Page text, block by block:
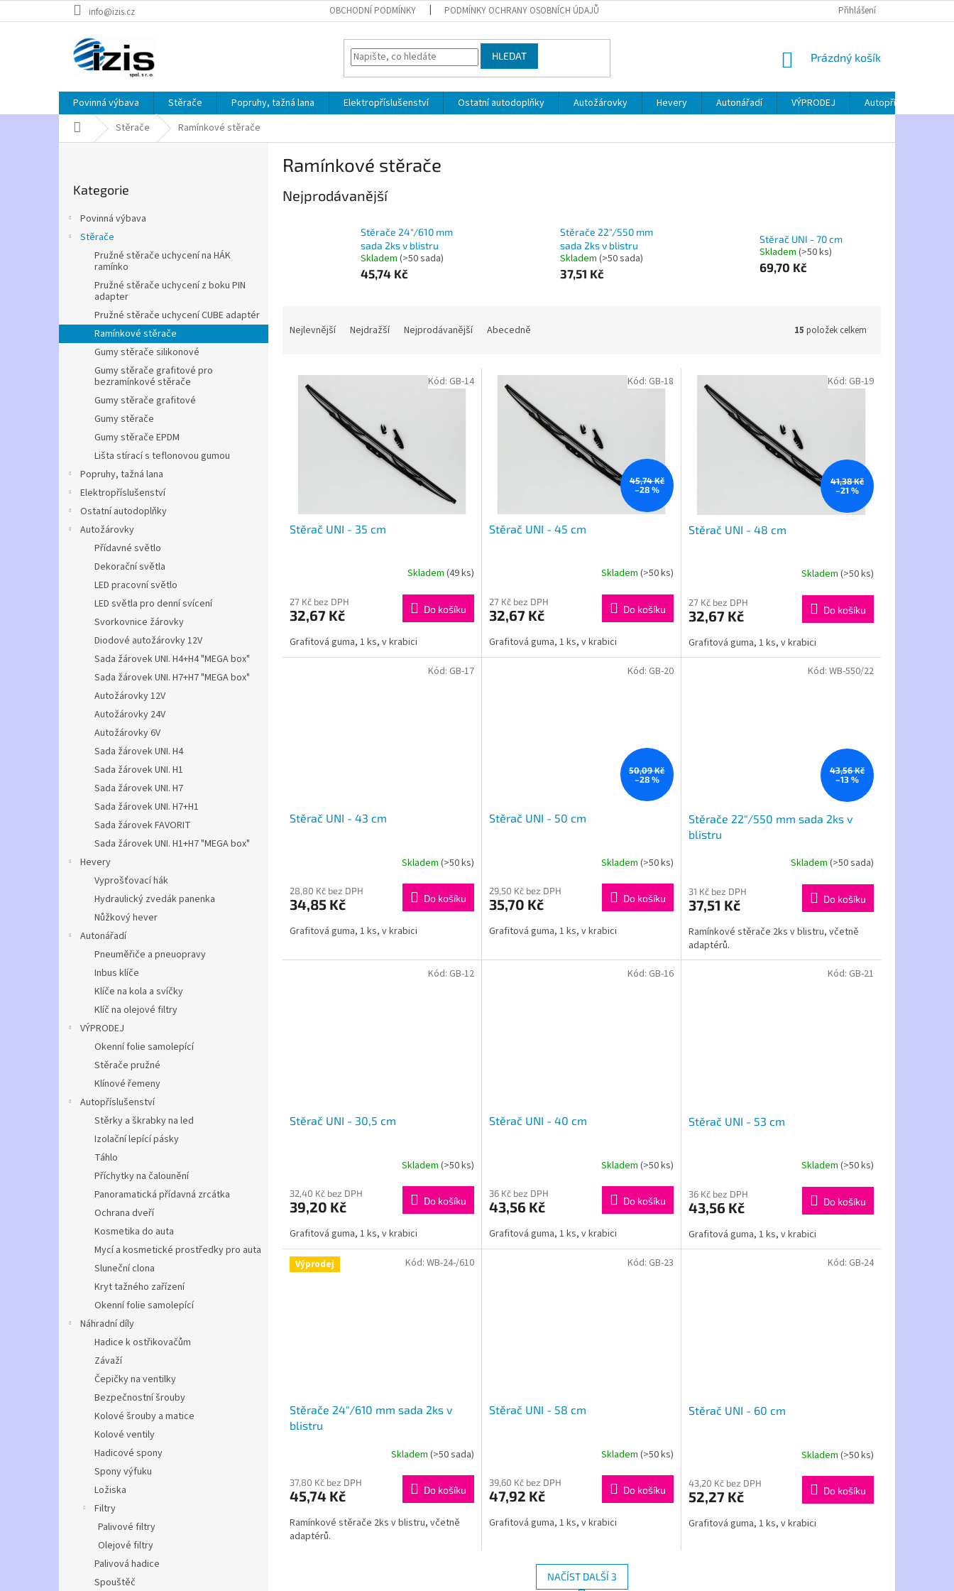
na
info@izis.cz OBCHODNÍ PODMÍNKY PODMÍNKY OCHRANY OSOBNÍCH ÚDAJŮ Přihlášení
HLEDAT
NÁKUPNÍ
Prázdný košík
Povinná výbava Stěrače Popruhy, tažná lana Elektropříslušenství Ostatní autodoplňky Autožárovky Hevery Autonářadí VÝPRODEJ
Autopříslušenství
Domů Stěrače Ramínkové stěrače
n
kategorie
Kategorie
Povinná výbava
Stěrače
Pružné stěrače uchycení na HÁK
ramínko
Pružné stěrače uchycení z boku PIN
adapter
Pružné stěrače uchycení CUBE adaptér
Ramínkové stěrače
Gumy stěrače silikonové
Gumy stěrače grafitové pro
bezramínkové stěrače
Gumy stěrače grafitové
Gumy stěrače
Gumy stěrače EPDM
Lišta stírací s teflonovou gumou
Popruhy, tažná lana
Elektropříslušenství
Ostatní autodoplňky
Autožárovky
Přídavné světlo
Dekorační světla
LED pracovní světlo
LED světla pro denní svícení
Svorkovnice žárovky
Diodové autožárovky 12V
Sada žárovek UNI. H4+H4 "MEGA box"
Sada žárovek UNI. H7+H7 "MEGA box"
Autožárovky 12V
Autožárovky 24V
Autožárovky 6V
Sada žárovek UNI. H4
Sada žárovek UNI. H1
Sada žárovek UNI. H7
Sada žárovek UNI. H7+H1
Sada žárovek FAVORIT
Sada žárovek UNI. H1+H7 "MEGA box"
Hevery
Vyprošťovací hák
Hydraulický zvedák panenka
Nůžkový hever
Autonářadí
Pneuměřiče a pneuopravy
Inbus klíče
Klíče na kola a svíčky
Klíč na olejové filtry
VÝPRODEJ
Okenní folie samolepící
Stěrače pružné
Klínové řemeny
Autopříslušenství
Stěrky a škrabky na led
Izolační lepící pásky
Táhlo
Příchytky na čalounění
Panoramatická přídavná zrcátka
Ochrana dveří
Kosmetika do auta
Mycí a kosmetické prostředky pro auta
Sluneční clona
Kryt tažného zařízení
Okenní folie samolepící
Náhradní díly
Hadice k ostřikovačům
Závaží
Čepičky na ventilky
Bezpečnostní šrouby
Kolové šrouby a matice
Kolové ventily
Hadicové spony
Spony výfuku
Ložiska
Filtry
Palivové filtry
Olejové filtry
Palivová hadice
Spouštěč
Ramínkové stěrače
Nejprodávanější
Stěrače 24"/610 mm
sada 2ks v blistru
Skladem (>50 sada)
45,74 Kč
Stěrače 22"/550 mm
sada 2ks v blistru
Skladem (>50 sada)
37,51 Kč
Stěrač UNI - 70 cm
Skladem (>50 ks)
69,70 Kč
Nejlevnější Nejdražší Nejprodávanější Abecedně 15 položek celkem
Stěrač UNI - 35 cm
Skladem (49 ks)
27 Kč bez DPH
32,67 Kč Do košíku
Grafitová guma, 1 ks, v krabici
Kód: GB-14
45,74 Kč
–28 %
Stěrač UNI - 45 cm
Skladem (>50 ks)
27 Kč bez DPH
32,67 Kč Do košíku
Grafitová guma, 1 ks, v krabici
Kód: GB-18
41,38 Kč
–21 %
Stěrač UNI - 48 cm
Skladem (>50 ks)
27 Kč bez DPH
32,67 Kč Do košíku
Grafitová guma, 1 ks, v krabici
Kód: GB-19
Stěrač UNI - 43 cm
Skladem (>50 ks)
28,80 Kč bez DPH
34,85 Kč Do košíku
Grafitová guma, 1 ks, v krabici
Kód: GB-17
50,09 Kč
–28 %
Stěrač UNI - 50 cm
Skladem (>50 ks)
29,50 Kč bez DPH
35,70 Kč Do košíku
Grafitová guma, 1 ks, v krabici
Kód: GB-20
43,56 Kč
–13 %
Stěrače 22"/550 mm sada 2ks v
blistru
Skladem (>50 sada)
31 Kč bez DPH
37,51 Kč Do košíku
Ramínkové stěrače 2ks v blistru, včetně
adaptérů.
Kód: WB-550/22
Stěrač UNI - 30,5 cm
Skladem (>50 ks)
32,40 Kč bez DPH
39,20 Kč Do košíku
Grafitová guma, 1 ks, v krabici
Kód: GB-12
Stěrač UNI - 40 cm
Skladem (>50 ks)
36 Kč bez DPH
43,56 Kč Do košíku
Grafitová guma, 1 ks, v krabici
Kód: GB-16
Stěrač UNI - 53 cm
Skladem (>50 ks)
36 Kč bez DPH
43,56 Kč Do košíku
Grafitová guma, 1 ks, v krabici
Kód: GB-21
Výprodej
Stěrače 24"/610 mm sada 2ks v
blistru
Skladem (>50 sada)
37,80 Kč bez DPH
45,74 Kč Do košíku
Ramínkové stěrače 2ks v blistru, včetně
adaptérů.
Kód: WB-24-/610
Stěrač UNI - 58 cm
Skladem (>50 ks)
39,60 Kč bez DPH
47,92 Kč Do košíku
Grafitová guma, 1 ks, v krabici
Kód: GB-23
Stěrač UNI - 60 cm
Skladem (>50 ks)
43,20 Kč bez DPH
52,27 Kč Do košíku
Grafitová guma, 1 ks, v krabici
Kód: GB-24
NAČÍST DALŠÍ 3